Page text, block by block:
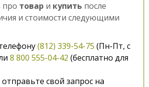
про товар и купить после
и стоимости следующими
(812) 339-54-75 (Пн-Пт, с
8 800 555-04-42 (бесплатно для
свой запрос на